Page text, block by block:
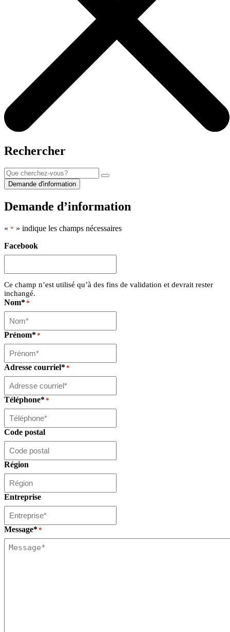
Rechercher
Demande d'information
Demande d’information
« * » indique les champs nécessaires
Facebook
Ce champ n’est utilisé qu’à des fins de validation et devrait rester
inchangé.
Nom**
Prénom**
Adresse courriel**
Téléphone**
Code postal
Région
Entreprise
Message**